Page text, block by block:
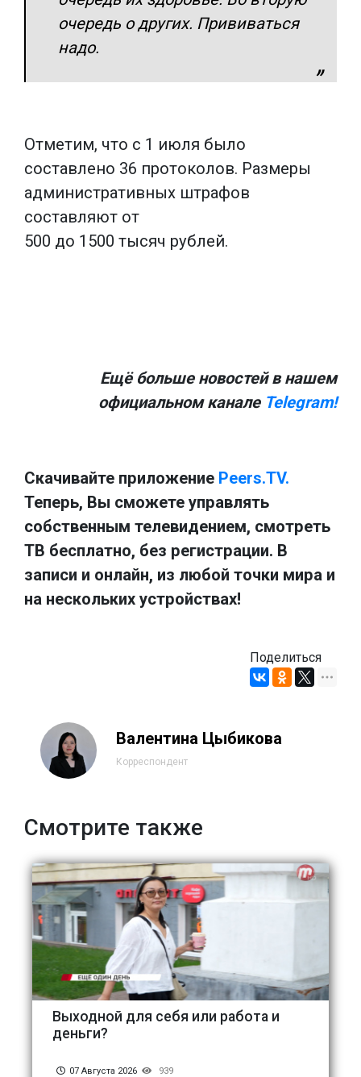
очередь о других. Прививаться
надо.
Отметим, что с 1 июля было
составлено 36 протоколов. Размеры
административных штрафов
составляют от
500 до 1500 тысяч рублей.
Ещё больше новостей в нашем
официальном канале Telegram!
Скачивайте приложение Peers.TV.
Теперь, Вы сможете управлять
собственным телевидением, смотреть
ТВ бесплатно, без регистрации. В
записи и онлайн, из любой точки мира и
на нескольких устройствах!
Поделиться
Валентина Цыбикова
Корреспондент
Смотрите также
Выходной для себя или работа и
деньги?
07 Августа 2026 939